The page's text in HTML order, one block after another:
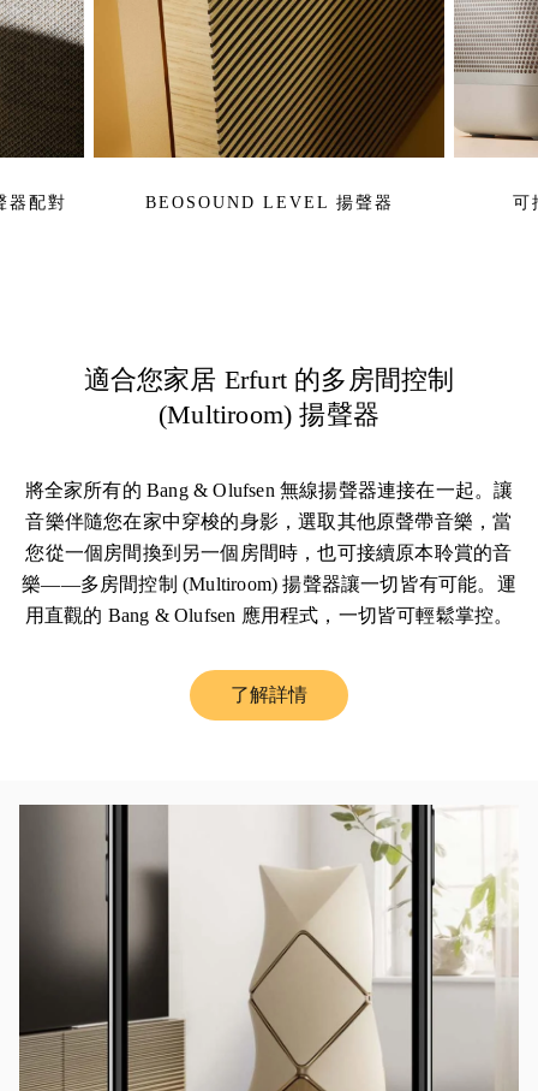
器配對 BEOSOUND LEVEL 揚聲器 可
適合您家居 Erfurt 的多房間控制
(Multiroom) 揚聲器
將全家所有的 Bang & Olufsen 無線揚聲器連接在一起。讓
音樂伴隨您在家中穿梭的身影，選取其他原聲帶音樂，當
您從一個房間換到另一個房間時，也可接續原本聆賞的音
樂——多房間控制 (Multiroom) 揚聲器讓一切皆有可能。運
用直觀的 Bang & Olufsen 應用程式，一切皆可輕鬆掌控。
了解詳情Link Opens in New Tab